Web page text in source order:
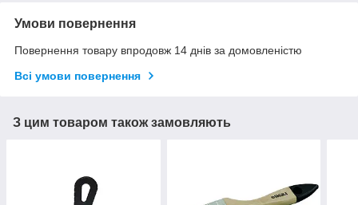
Умови повернення
Повернення товару впродовж 14 днів за домовленістю
Всі умови повернення
З цим товаром також замовляють